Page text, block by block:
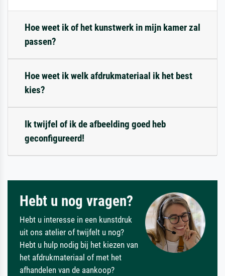
Hoe weet ik of het kunstwerk in mijn kamer zal
passen?
Hoe weet ik welk afdrukmateriaal ik het best
kies?
Ik twijfel of ik de afbeelding goed heb
geconfigureerd!
Hebt u nog vragen?
Hebt u interesse in een kunstdruk
uit ons atelier of twijfelt u nog?
Hebt u hulp nodig bij het kiezen van
het afdrukmateriaal of met het
afhandelen van de aankoop?